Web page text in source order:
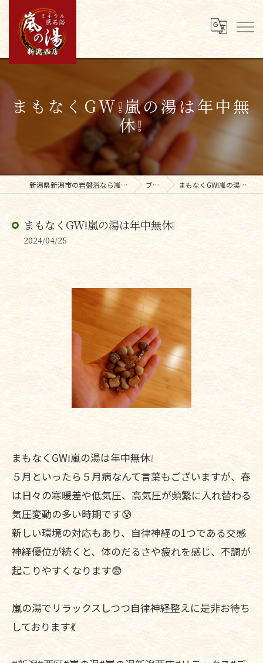
まもなくGW❕嵐の湯は年中無
休❕
新潟県新潟市の岩盤浴なら嵐の湯新潟西店 ブログ まもなくGW❕嵐の湯は年中無休❕
まもなくGW❕嵐の湯は年中無休❕
2024/04/25
まもなくGW❕嵐の湯は年中無休❕
５月といったら５月病なんて言葉もございますが、春
は日々の寒暖差や低気圧、高気圧が頻繁に入れ替わる
気圧変動の多い時期です😰
新しい環境の対応もあり、自律神経の1つである交感
神経優位が続くと、体のだるさや疲れを感じ、不調が
起こりやすくなります😨
嵐の湯でリラックスしつつ自律神経整えに是非お待ち
しております💃